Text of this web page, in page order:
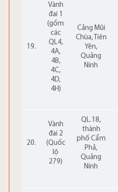
19.
Vành
đai 1
(gồm
các
QL4,
4A,
4B,
4C,
4D,
4H)
Cảng Mũi
Chùa, Tiên
Yên,
Quảng
Ninh
20.
Vành
đai 2
(Quốc
lộ
279)
QL.18,
thành
phố Cẩm
Phả,
Quảng
Ninh